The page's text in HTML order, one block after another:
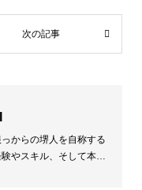
次の記事
からの堺人を自称する
やスキル、そして本人